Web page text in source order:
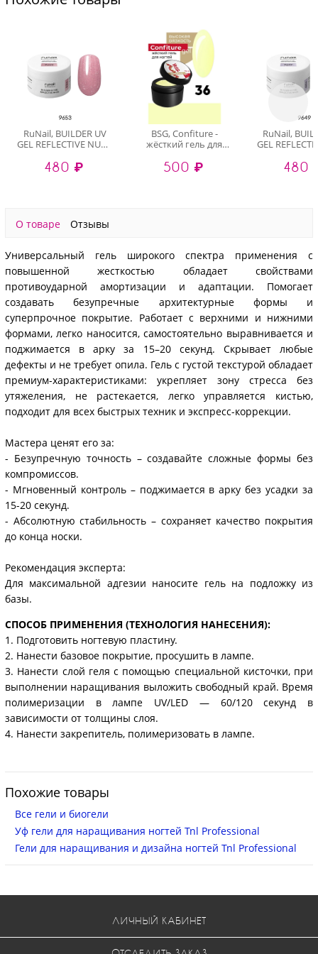
RuNail, BUILDER UV
GEL REFLECTIVE NUDE
гель
светоотражающий
480 ₽
BSG, Confiture -
жёсткий гель для
(высокая вязкость),
13 гр
500 ₽
RuNail,
GEL
гель
480
О товаре Отзывы
Универсальный гель широкого спектра применения с
повышенной жесткостью обладает свойствами
противоударной амортизации и адаптации. Помогает
создавать безупречные архитектурные формы и
суперпрочное покрытие. Работает с верхними и нижними
формами, легко наносится, самостоятельно выравнивается и
поджимается в арку за 15–20 секунд. Скрывает любые
дефекты и не требует опила. Гель с густой текстурой обладает
премиум-характеристиками: укрепляет зону стресса без
утяжеления, не растекается, легко управляется кистью,
подходит для всех быстрых техник и экспресс-коррекции.
Мастера ценят его за:
- Безупречную точность – создавайте сложные формы без
компромиссов.
- Мгновенный контроль – поджимается в арку без усадки за
15-20 секунд.
- Абсолютную стабильность – сохраняет качество покрытия
до конца носки.
Рекомендация эксперта:
Для максимальной адгезии наносите гель на подложку из
базы.
СПОСОБ ПРИМЕНЕНИЯ (ТЕХНОЛОГИЯ НАНЕСЕНИЯ):
1. Подготовить ногтевую пластину.
2. Нанести базовое покрытие, просушить в лампе.
3. Нанести слой геля с помощью специальной кисточки, при
выполнении наращивания выложить свободный край. Время
полимеризации в лампе UV/LED — 60/120 секунд в
зависимости от толщины слоя.
4. Нанести закрепитель, полимеризовать в лампе.
Похожие товары
Все гели и биогели
Уф гели для наращивания ногтей Tnl Professional
Гели для наращивания и дизайна ногтей Tnl Professional
ЛИЧНЫЙ КАБИНЕТ